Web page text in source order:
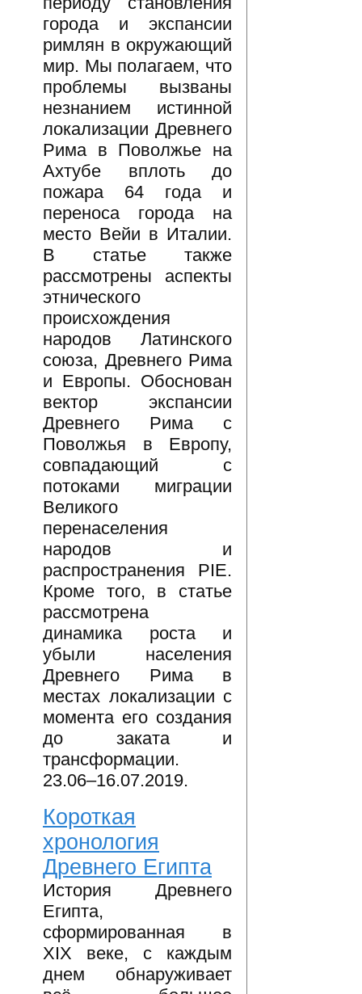
города и экспансии
римлян в окружающий
мир. Мы полагаем, что
проблемы вызваны
незнанием истинной
локализации Древнего
Рима в Поволжье на
Ахтубе вплоть до
пожара 64 года и
переноса города на
место Вейи в Италии.
В статье также
рассмотрены аспекты
этнического
происхождения
народов Латинского
союза, Древнего Рима
и Европы. Обоснован
вектор экспансии
Древнего Рима с
Поволжья в Европу,
совпадающий с
потоками миграции
Великого
перенаселения
народов и
распространения PIE.
Кроме того, в статье
рассмотрена
динамика роста и
убыли населения
Древнего Рима в
местах локализации с
момента его создания
до заката и
трансформации.
23.06–16.07.2019.
Короткая
хронология
Древнего Египта
История Древнего
Египта,
сформированная в
XIX веке, с каждым
днем обнаруживает